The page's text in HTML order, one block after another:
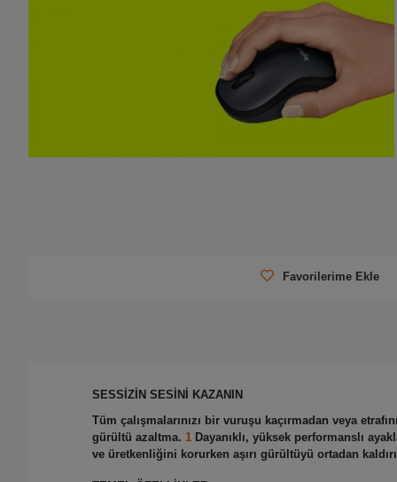
Favorilerime Ekle
SESSİZİN SESİNİ KAZANIN
Tüm çalışmalarınızı bir vuruşu kaçırmadan veya
gürültü azaltma. 1Dayanıklı, yüksek performanslı
ve üretkenliğini korurken aşırı gürültüyü ortadan